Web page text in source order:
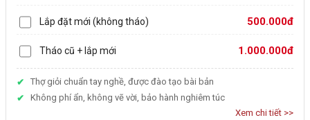
Lắp đặt mới (không tháo) 500.000đ
Tháo cũ + lắp mới 1.000.000đ
Thợ giỏi chuẩn tay nghề, được đào tạo bài bản
Không phí ẩn, không vẽ vời, bảo hành nghiêm túc
Xem chi tiết >>